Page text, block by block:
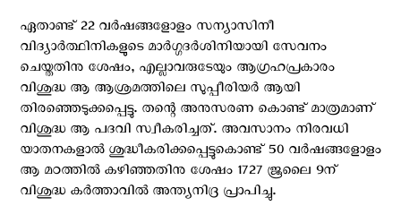
ഏതാണ്ട് 22 വര്‍ഷങ്ങളോളം സന്യാസിനീ
വിദ്യാര്‍ത്ഥിനികളുടെ മാര്‍ഗ്ഗദര്‍ശിനിയായി സേവനം
ചെയ്തതിനു ശേഷം, എല്ലാവരുടേയും ആഗ്രഹപ്രകാരം
വിശുദ്ധ ആ ആശ്രമത്തിലെ സുപ്പീരിയര്‍ ആയി
തിരഞ്ഞെടുക്കപ്പെട്ടു. തന്റെ അനുസരണ കൊണ്ട് മാത്രമാണ്
വിശുദ്ധ ആ പദവി സ്വീകരിച്ചത്. അവസാനം നിരവധി
യാതനകളാല്‍ ശുദ്ധീകരിക്കപ്പെട്ടുകൊണ്ട് 50 വര്‍ഷങ്ങളോളം
ആ മഠത്തില്‍ കഴിഞ്ഞതിനു ശേഷം 1727 ജൂലൈ 9ന്
വിശുദ്ധ കര്‍ത്താവില്‍ അന്ത്യനിദ്ര പ്രാപിച്ചു.